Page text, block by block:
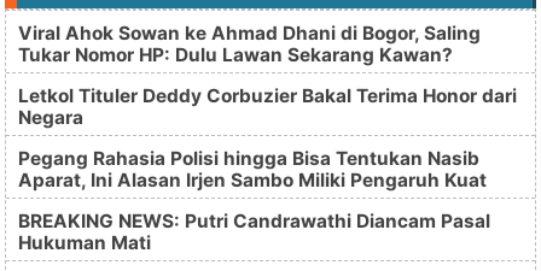
Viral Ahok Sowan ke Ahmad Dhani di Bogor, Saling
Tukar Nomor HP: Dulu Lawan Sekarang Kawan?
Letkol Tituler Deddy Corbuzier Bakal Terima Honor dari
Negara
Pegang Rahasia Polisi hingga Bisa Tentukan Nasib
Aparat, Ini Alasan Irjen Sambo Miliki Pengaruh Kuat
BREAKING NEWS: Putri Candrawathi Diancam Pasal
Hukuman Mati